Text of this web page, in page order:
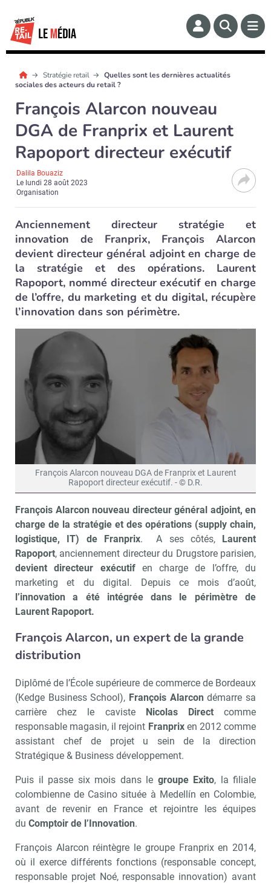
Stratégie retail
Quelles sont les dernières actualités
sociales des acteurs du retail ?
François Alarcon nouveau
DGA de Franprix et Laurent
Rapoport directeur exécutif
Dalila Bouaziz
Le lundi 28 août 2023
Organisation
Anciennement directeur stratégie et
innovation de Franprix, François Alarcon
devient directeur général adjoint en charge de
la stratégie et des opérations. Laurent
Rapoport, nommé directeur exécutif en charge
de l’offre, du marketing et du digital, récupère
l’innovation dans son périmètre.
François Alarcon nouveau DGA de Franprix et Laurent
Rapoport directeur exécutif. - © D.R.
François Alarcon nouveau directeur général adjoint, en
charge de la stratégie et des opérations (supply chain,
logistique, IT) de Franprix. A ses côtés, Laurent
Rapoport, anciennement directeur du Drugstore parisien,
devient directeur exécutifen charge de l’offre, du
marketing et du digital. Depuis ce mois d’août,
l’innovation a été intégrée dans le périmètre de
Laurent Rapoport.
François Alarcon, un expert de la grande
distribution
Diplômé de l’École supérieure de commerce de Bordeaux
(Kedge Business School), François Alarcondémarre sa
carrière chez le caviste Nicolas Directcomme
responsable magasin, il rejoint Franprixen 2012 comme
assistant chef de projet u sein de la direction
Stratégique & Business développement.
Puis il passe six mois dans le groupe Exito, la filiale
colombienne de Casino située à Medellín en Colombie,
avant de revenir en France et rejointre les équipes
du Comptoir de l’Innovation.
François Alarcon réintègre le groupe Franprix en 2014,
où il exerce différents fonctions (responsable concept,
responsable projet Noé, responsable innovation) avant